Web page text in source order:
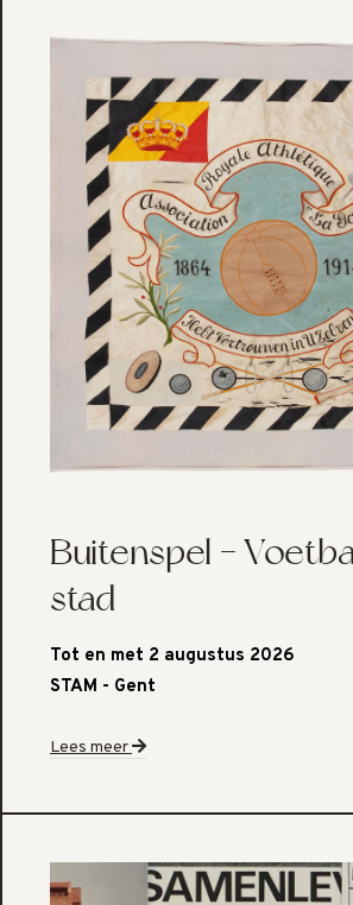
Buitenspel -
stad
Tot en met 2 augustus 2026
STAM - Gent
Lees meer